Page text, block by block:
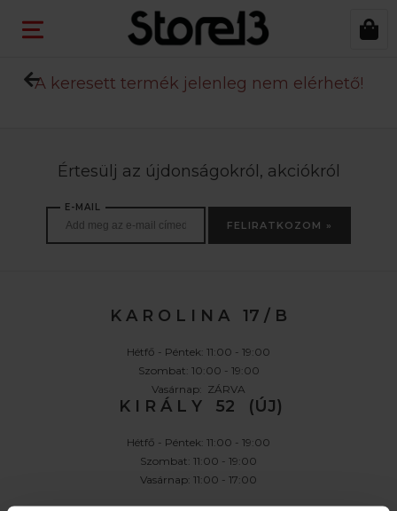
A keresett termék jelenleg nem elérhető!
Értesülj az újdonságokról, akciókról
E-MAIL
FELIRATKOZOM »
K A R O L I N A 17 / B
Hétfő - Péntek: 11:00 - 19:00
Szombat: 10:00 - 19:00
Vasárnap: ZÁRVA
K I R Á L Y 52 (ÚJ)
Hétfő - Péntek: 11:00 - 19:00
Szombat: 11:00 - 19:00
Vasárnap: 11:00 - 17:00